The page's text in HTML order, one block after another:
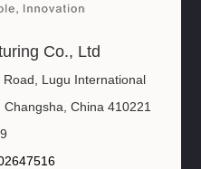
Co., Ltd
Lugu International
China 410221